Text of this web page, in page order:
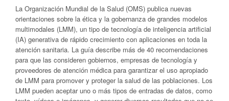
La Organización Mundial de la Salud (OMS) publica nuevas
orientaciones sobre la ética y la gobernanza de grandes modelos
multimodales (LMM), un tipo de tecnología de inteligencia artificial
(IA) generativa de rápido crecimiento con aplicaciones en toda la
atención sanitaria. La guía describe más de 40 recomendaciones
para que las consideren gobiernos, empresas de tecnología y
proveedores de atención médica para garantizar el uso apropiado
de LMM para promover y proteger la salud de las poblaciones. Los
LMM pueden aceptar uno o más tipos de entradas de datos, como